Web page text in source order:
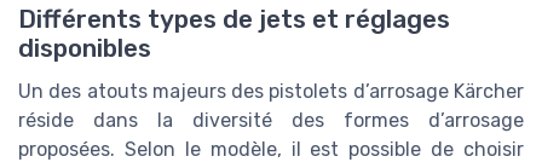
Différents types de jets et réglages
disponibles
Un des atouts majeurs des pistolets d’arrosage Kärcher
réside dans la diversité des formes d’arrosage
proposées. Selon le modèle, il est possible de choisir